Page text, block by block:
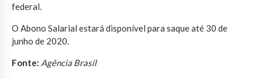
federal.
O Abono Salarial estará disponível para saque até 30 de
junho de 2020.
Fonte: Agência Brasil